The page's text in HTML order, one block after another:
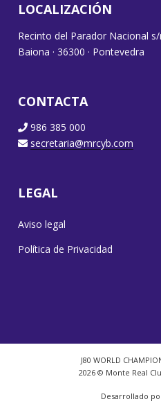
LOCALIZACIÓN
Recinto del Parador Nacional s/
Baiona · 36300 · Pontevedra
CONTACTA
986 385 000
secretaria@mrcyb.com
LEGAL
Aviso legal
Política de Privacidad
J80 WORLD
2026 © Monte Real
Desarrollado